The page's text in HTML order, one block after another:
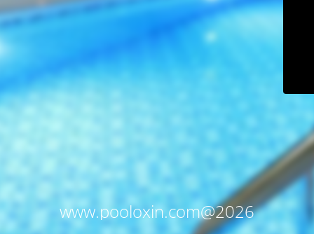
www.pooloxin.com@2026